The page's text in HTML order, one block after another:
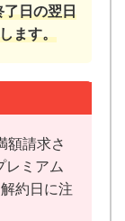
日の翌日
ます。
額請求さ
レミアム
約日に注